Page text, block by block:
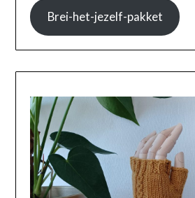
Brei-het-jezelf-pakket